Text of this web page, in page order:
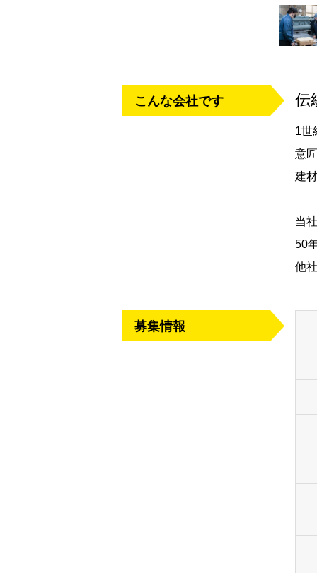
こんな会社です 伝
1世
意
建
当
50
他
募集情報